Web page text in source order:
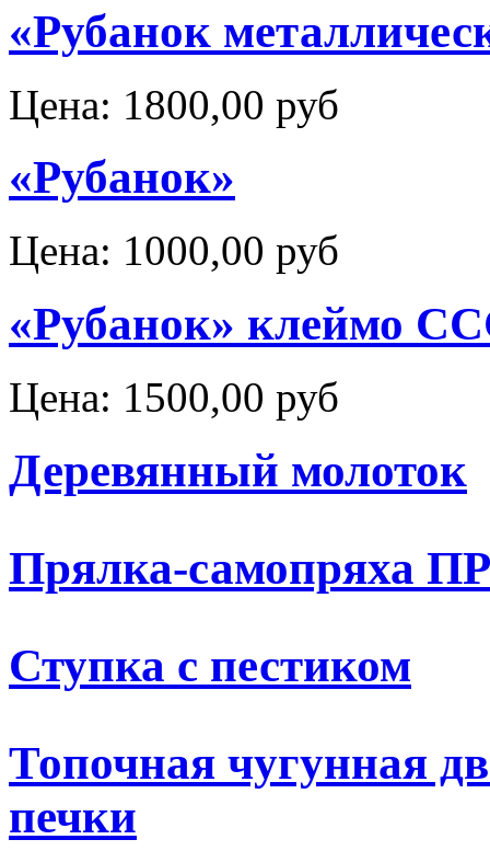
«Рубанок
Цена: 1800,00 руб
«Рубанок»
Цена: 1000,00 руб
«Рубанок» клеймо
Цена: 1500,00 руб
Деревянный молоток
Прялка-самопряха
Ступка с пестиком
Топочная чугунная
печки